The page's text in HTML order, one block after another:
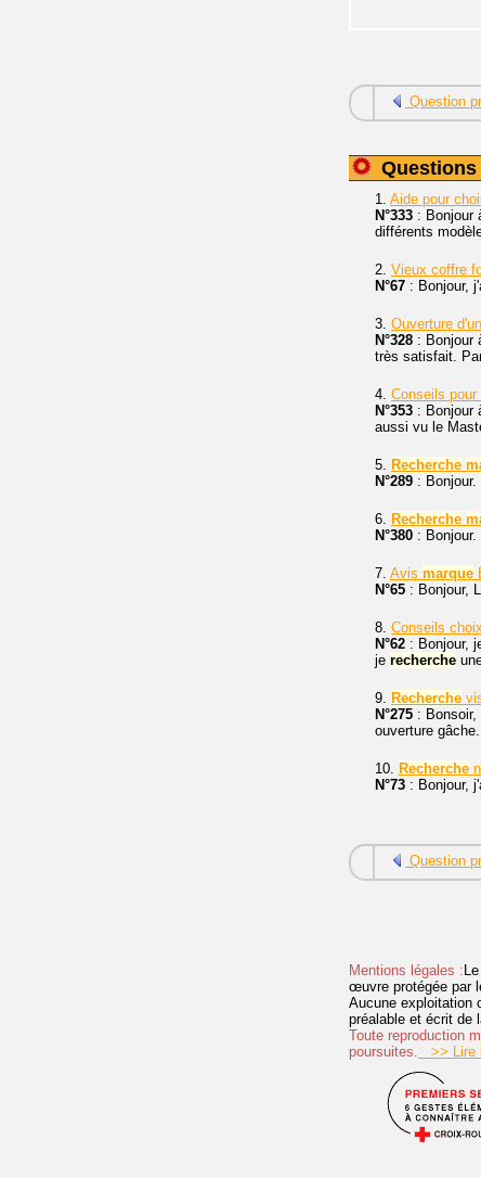
Question
1. Aide pour
N°333 : Bonjour
différents
2. Vieux coffre
N°67 : Bonjour,
3. Ouverture d'un
N°328 : Bonjour
très satisfait.
4. Conseils pour
N°353 : Bonjour
aussi vu le
5. Recherche
N°289 :
6. Recherche
N°380 :
7. Avis marque
N°65 : Bonjour,
8. Conseils
N°62 : Bonjour,
je recherche
9. Recherche
N°275 :
ouverture
10. Recherche
N°73 : Bonjour,
Question
Mentions légales :
œuvre protégée par
Aucune exploitation
préalable et écrit de
Toute reproduction
poursuites. >> Lire